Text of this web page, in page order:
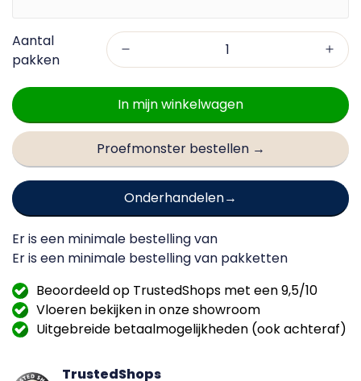
In mijn winkelwagen
Proefmonster bestellen →
Onderhandelen
Er is een minimale bestelling van
Er is een minimale bestelling van pakketten
Beoordeeld op TrustedShops met een 9,5/10
Vloeren bekijken in onze showroom
Uitgebreide betaalmogelijkheden (ook achteraf)
TrustedShops